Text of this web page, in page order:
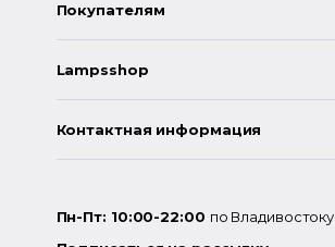
Покупателям
Lampsshop
Контактная информация
Пн-Пт: 10:00-22:00 по Владивостоку